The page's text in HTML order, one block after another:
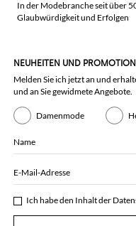
In der Modebranche seit über
Glaubwürdigkeit und Erfolgen
NEUHEITEN UND
Melden Sie ich jetzt an und
und an Sie gewidmete Angebote.
Damenmode
Name
E-Mail-Adresse
Ich habe den Inhalt der